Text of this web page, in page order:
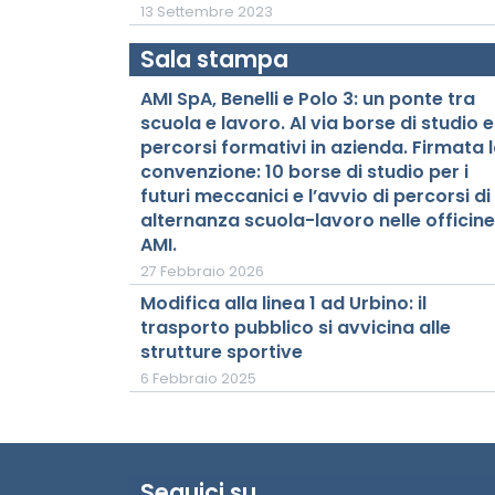
13 Settembre 2023
Sala stampa
AMI SpA, Benelli e Polo 3: un ponte tra
scuola e lavoro. Al via borse di studio e
percorsi formativi in azienda. Firmata
convenzione: 10 borse di studio per i
futuri meccanici e l’avvio di percorsi di
alternanza scuola-lavoro nelle officine
AMI.
27 Febbraio 2026
Modifica alla linea 1 ad Urbino: il
trasporto pubblico si avvicina alle
strutture sportive
6 Febbraio 2025